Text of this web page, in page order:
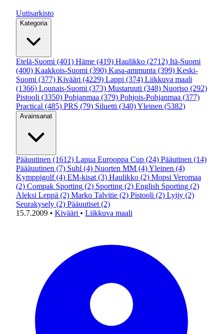
Uutisarkisto
Kategoria
Etelä-Suomi (401) Häme (419) Haulikko (2712) Itä-Suomi
(400) Kaakkois-Suomi (390) Kasa-ammunta (399) Keski-
Suomi (377) Kivääri (4229) Lappi (374) Liikkuva maali
(1366) Lounais-Suomi (373) Mustaruuti (348) Nuoriso (292)
Pistooli (3350) Pohjanmaa (379) Pohjois-Pohjanmaa (377)
Practical (485) PRS (79) Siluetti (340)Yleinen (5382)
Avainsanat
Pääuutinen (1612) Lapua Eurooppa Cup (24) Pääutinen (14)
Päääuutinen (7) Suhl (4) Nuorten MM (4)Yleinen (4)
Kymppigolf (4) EM-kisat (3) Haulikko (2) Mopsi Veromaa
(2) Compak Sporting (2) Sporting (2) English Sporting (2)
Aleksi Leppä (2) Marko Talvitie (2) Pistooli (2) Lyijy (2)
Seurakysely (2) Pääuutiset (2)
15.7.2009 • Kivääri • Liikkuva maali